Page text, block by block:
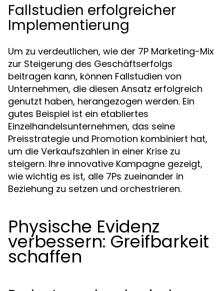
Fallstudien erfolgreicher
Implementierung
Um zu verdeutlichen, wie der 7P Marketing-Mix
zur Steigerung des Geschäftserfolgs
beitragen kann, können Fallstudien von
Unternehmen, die diesen Ansatz erfolgreich
genutzt haben, herangezogen werden. Ein
gutes Beispiel ist ein etabliertes
Einzelhandelsunternehmen, das seine
Preisstrategie und Promotion kombiniert hat,
um die Verkaufszahlen in einer Krise zu
steigern. Ihre innovative Kampagne gezeigt,
wie wichtig es ist, alle 7Ps zueinander in
Beziehung zu setzen und orchestrieren.
Physische Evidenz
verbessern: Greifbarkeit
schaffen